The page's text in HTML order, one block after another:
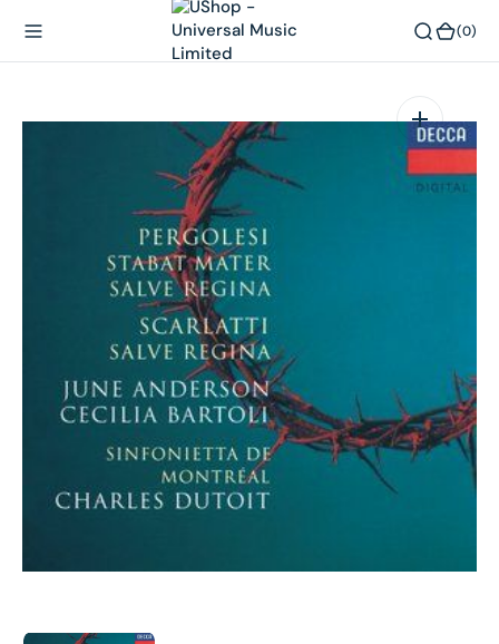
(0)
在
相
簿
中
開
啟
張